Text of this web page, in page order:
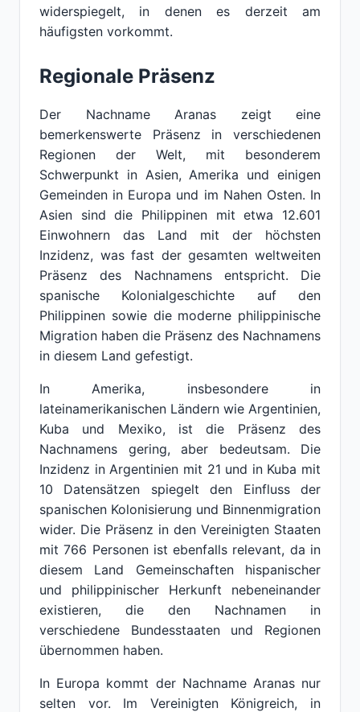
widerspiegelt, in denen es derzeit am
häufigsten vorkommt.
Regionale Präsenz
Der Nachname Aranas zeigt eine
bemerkenswerte Präsenz in verschiedenen
Regionen der Welt, mit besonderem
Schwerpunkt in Asien, Amerika und einigen
Gemeinden in Europa und im Nahen Osten. In
Asien sind die Philippinen mit etwa 12.601
Einwohnern das Land mit der höchsten
Inzidenz, was fast der gesamten weltweiten
Präsenz des Nachnamens entspricht. Die
spanische Kolonialgeschichte auf den
Philippinen sowie die moderne philippinische
Migration haben die Präsenz des Nachnamens
in diesem Land gefestigt.
In Amerika, insbesondere in
lateinamerikanischen Ländern wie Argentinien,
Kuba und Mexiko, ist die Präsenz des
Nachnamens gering, aber bedeutsam. Die
Inzidenz in Argentinien mit 21 und in Kuba mit
10 Datensätzen spiegelt den Einfluss der
spanischen Kolonisierung und Binnenmigration
wider. Die Präsenz in den Vereinigten Staaten
mit 766 Personen ist ebenfalls relevant, da in
diesem Land Gemeinschaften hispanischer
und philippinischer Herkunft nebeneinander
existieren, die den Nachnamen in
verschiedene Bundesstaaten und Regionen
übernommen haben.
In Europa kommt der Nachname Aranas nur
selten vor. Im Vereinigten Königreich, in